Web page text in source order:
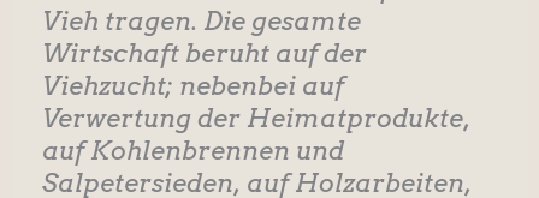
Vieh tragen. Die gesamte
Wirtschaft beruht auf der
Viehzucht; nebenbei auf
Verwertung der Heimatprodukte,
auf Kohlenbrennen und
Salpetersieden, auf Holzarbeiten,